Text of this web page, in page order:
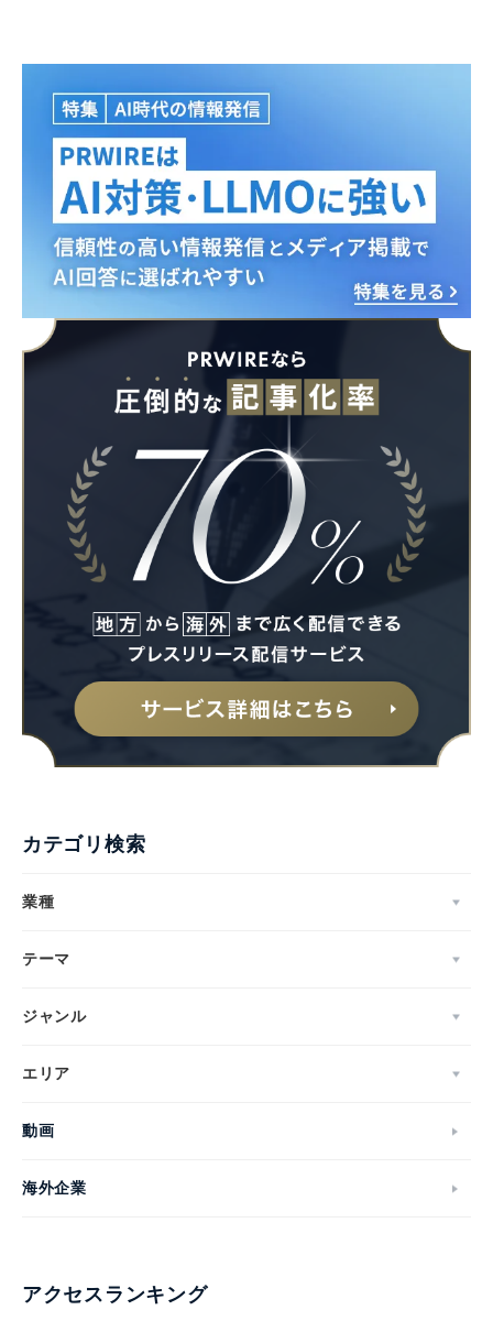
カテゴリ検索
業種
テーマ
ジャンル
エリア
動画
海外企業
アクセスランキング